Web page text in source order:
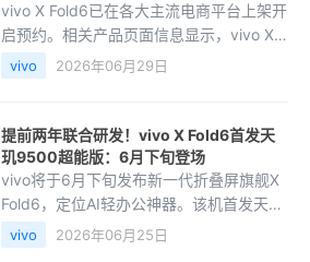
vivo X Fold6已在各大主流电商平台上架开
启预约。相关产品页面信息显示，vivo X
Fold6一共提供四款配色，分别是蓝洞、盐
湖、极夜和黑金版，共有12GB 256GB、
vivo 2026年06月29日
提前两年联合研发！vivo X Fold6首发天
玑9500超能版：6月下旬登场
vivo将于6月下旬发布新一代折叠屏旗舰X
Fold6，定位AI轻办公神器。该机首发天玑
9500超能版芯片，由vivo与联发科联合打
造，专为大折叠定制，历时两年深度开
vivo 2026年06月25日